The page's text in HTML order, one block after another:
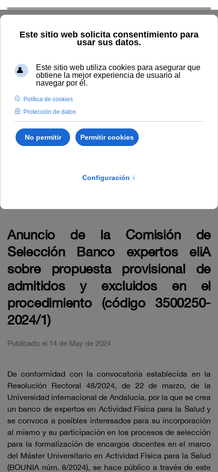
Presentación Estructura Normativa Órganos Convenios
Protocolos y actos
Selección Banco expertos eliA sobre propuesta provisional de
Anuncio de la Comisión de
Selección Banco expertos eliA
sobre propuesta provisional de
admitidos y excluidos en el
procedimiento (código 3500250-
2024/1)
Publicado el 14 de May de 2024
De conformidad con la convocatoria establecida en la
Resolución Rectoral 48/2024, de 22 de marzo, de la
Universidad internacional de Andalucía, por la que se crea
un banco de expertos en Actividad Física para la Salud y
se convoca a posibles interesados para su incorporación
al mismo y su participación en los procesos de selección
para la formalización de encargos docentes en el marco
del Máster Universitario en Actividad Física para la Salud
(BOUNIA núm. 8/2024), se hace público a través de este